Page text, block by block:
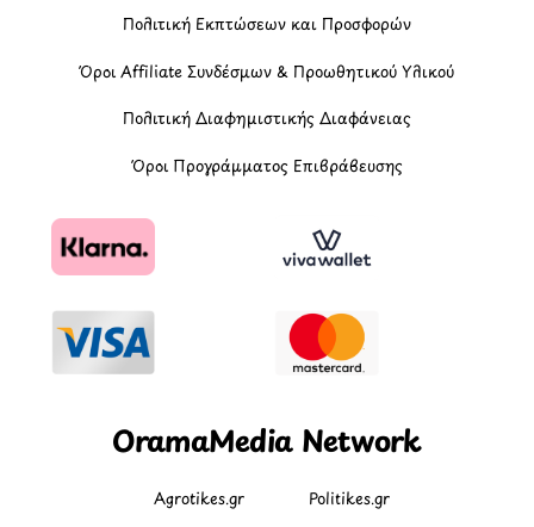
Πολιτική Εκπτώσεων και Προσφορών
Όροι Affiliate Συνδέσμων & Προωθητικού Υλικού
Πολιτική Διαφημιστικής Διαφάνειας
Όροι Προγράμματος Επιβράβευσης
OramaMedia Network
Agrotikes.gr Politikes.gr